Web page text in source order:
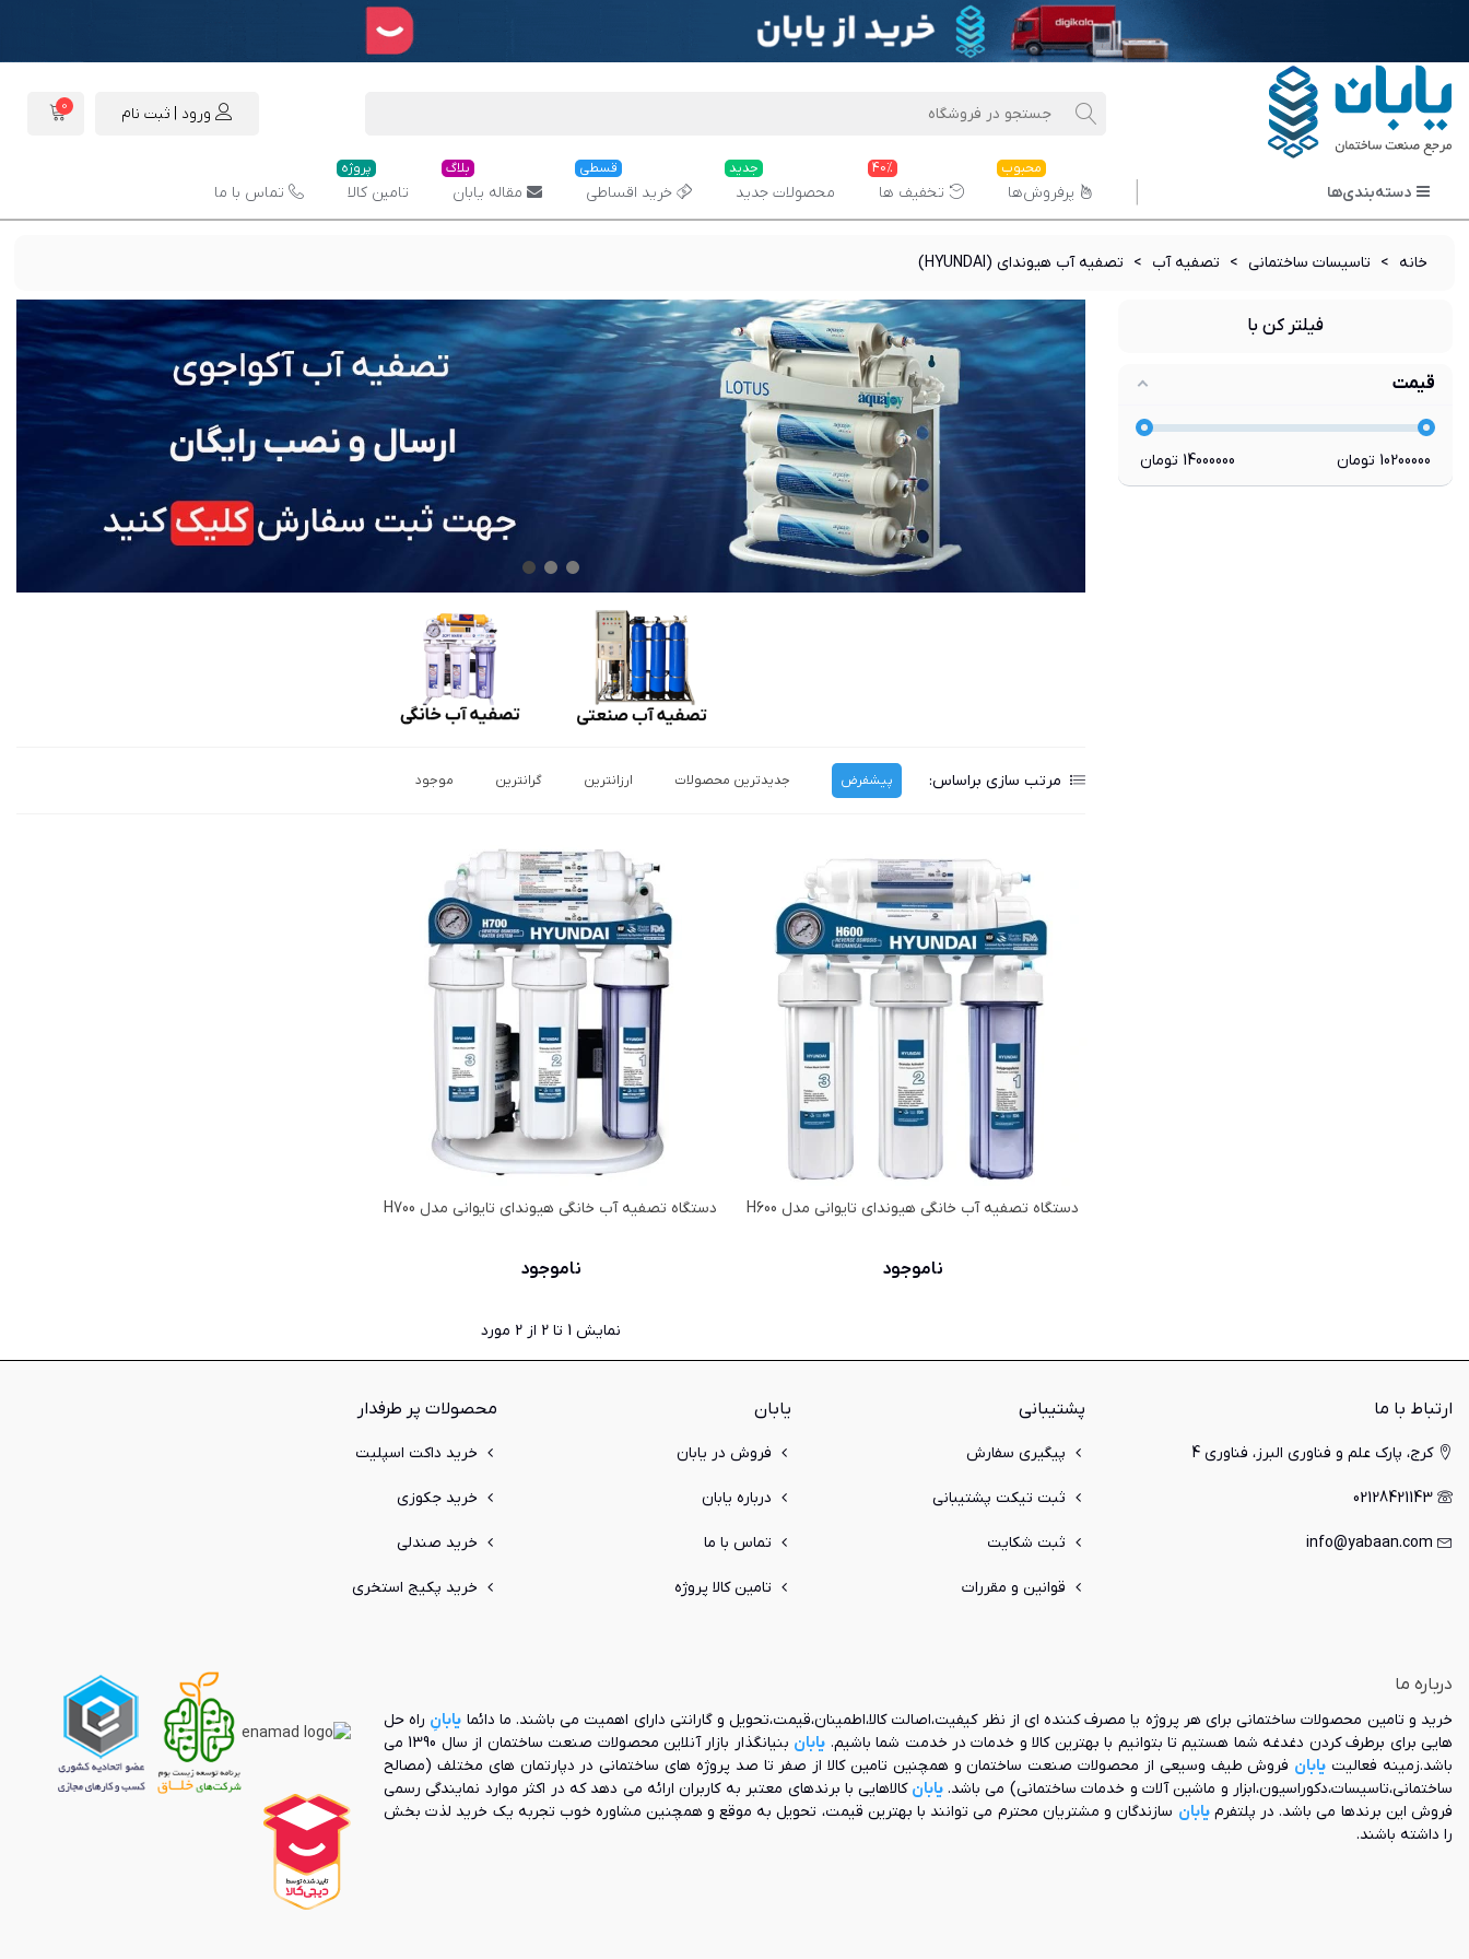
ورود | ثبت نام 0
دسته‌بندی‌ها پرفروش‌ها
محبوب
تخفیف ها
40%
محصولات جدید
جدید
خرید اقساطی
قسطی
مقاله یابان
بلاگ
تامین کالا
پروژه
تماس با ما
خانه > تاسیسات ساختمانی > تصفیه آب > تصفیه آب هیوندای (HYUNDAI)
فیلتر کن با
قیمت
10200000 تومان 14000000 تومان
مرتب سازی براساس: پیشفرض جدیدترین محصولات ارزانترین گرانترین موجود
دستگاه تصفیه آب خانگی هیوندای تایوانی مدل H600
ناموجود
دستگاه تصفیه آب خانگی هیوندای تایوانی مدل H700
ناموجود
نمایش 1 تا 2 از 2 مورد
ارتباط با ما
کرج، پارک علم و فناوری البرز، فناوری 4
02128421143
info@yabaan.com
پشتیبانی
پیگیری سفارش
ثبت تیکت پشتیبانی
ثبت شکایت
قوانین و مقررات
یابان
فروش در یابان
درباره یابان
تماس با ما
تامین کالا پروژه
محصولات پر طرفدار
خرید داکت اسپلیت
خرید جکوزی
خرید صندلی
خرید پکیج استخری
درباره ما
خرید و تامین محصولات ساختمانی برای هر پروژه یا مصرف کننده ای از نظر کیفیت،اصالت کالا،اطمینان،قیمت،تحویل و گارانتی دارای اهمیت می باشند. ما دائما یابانِ راه حل
هایی برای برطرف کردن دغدغه شما هستیم تا بتوانیم با بهترین کالا و خدمات در خدمت شما باشیم. یابان
بنیانگذار بازار آنلاین محصولات صنعت ساختمان از سال 1390 می
باشد.زمینه فعالیت یابان فروش طیف وسیعی از محصولات صنعت ساختمان و همچنین تامین کالا از صفر تا صد پروژه های ساختمانی در دپارتمان های مختلف (مصالح
ساختمانی،تاسیسات،دکوراسیون،ابزار و ماشین آلات و خدمات ساختمانی) می باشد.یابان کالاهایی با برندهای معتبر به کاربران ارائه می دهد که در اکثر موارد نمایندگی رسمی
فروش این برندها می باشد. در پلتفرمیابان سازندگان و مشتریان محترم می توانند با بهترین قیمت، تحویل به موقع و همچنین مشاوره خوب تجربه یک خرید لذت بخش
را داشته باشند.